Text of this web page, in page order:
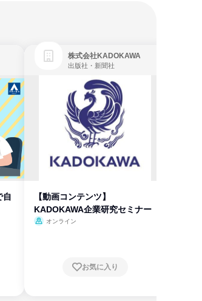
自
株式会社KADOKAWA
出版社・新聞社
【動画コンテンツ】
KADOKAWA企業研究セミナー
オンライン
お気に入り